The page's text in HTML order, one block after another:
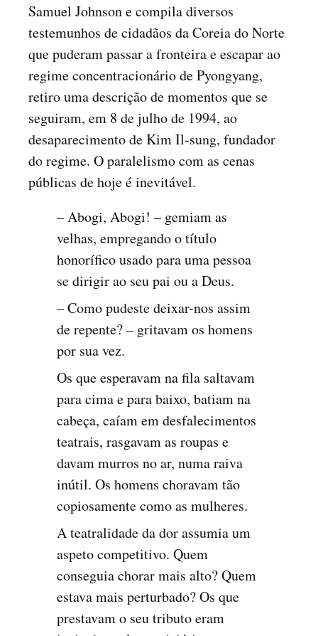
Samuel Johnson e compila diversos
testemunhos de cidadãos da Coreia do Norte
que puderam passar a fronteira e escapar ao
regime concentracionário de Pyongyang,
retiro uma descrição de momentos que se
seguiram, em 8 de julho de 1994, ao
desaparecimento de Kim Il-sung, fundador
do regime. O paralelismo com as cenas
públicas de hoje é inevitável.
– Abogi, Abogi! – gemiam as
velhas, empregando o título
honorífico usado para uma pessoa
se dirigir ao seu pai ou a Deus.
– Como pudeste deixar-nos assim
de repente? – gritavam os homens
por sua vez.
Os que esperavam na fila saltavam
para cima e para baixo, batiam na
cabeça, caíam em desfalecimentos
teatrais, rasgavam as roupas e
davam murros no ar, numa raiva
inútil. Os homens choravam tão
copiosamente como as mulheres.
A teatralidade da dor assumia um
aspeto competitivo. Quem
conseguia chorar mais alto? Quem
estava mais perturbado? Os que
prestavam o seu tributo eram